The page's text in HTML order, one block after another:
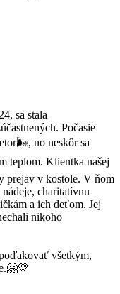
sa stala
Počasie
no neskôr sa
teplom. Klientka našej
prejav v kostole. V ňom
charitatívnu
a ich deťom. Jej
nikoho
všetkým,